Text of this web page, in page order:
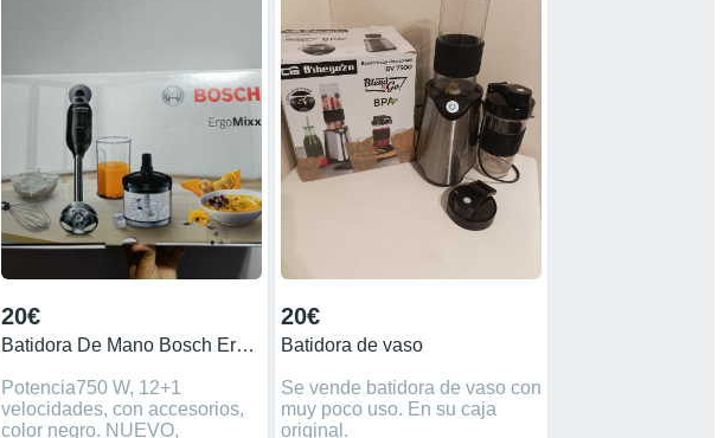
20€
Batidora De Mano Bosch ErgoMixx
Potencia750 W, 12+1
velocidades, con accesorios,
color negro. NUEVO,
20€
Batidora de vaso
Se vende batidora de vaso con
muy poco uso. En su caja
original.